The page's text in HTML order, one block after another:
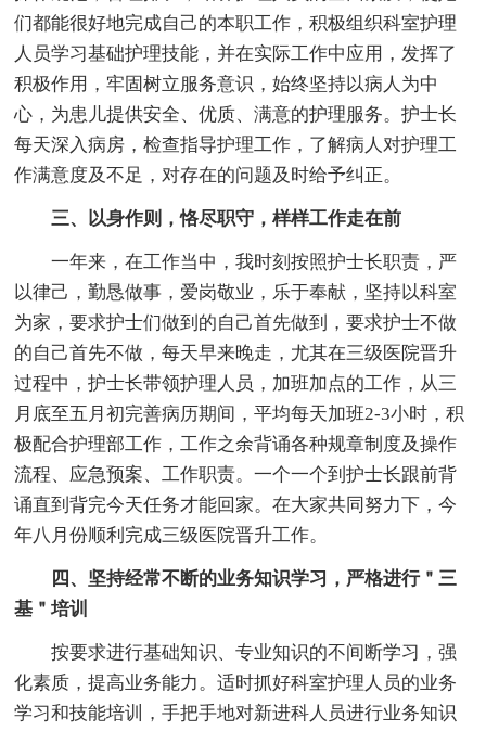
们都能很好地完成自己的本职工作，积极组织科室护理
人员学习基础护理技能，并在实际工作中应用，发挥了
积极作用，牢固树立服务意识，始终坚持以病人为中
心，为患儿提供安全、优质、满意的护理服务。护士长
每天深入病房，检查指导护理工作，了解病人对护理工
作满意度及不足，对存在的问题及时给予纠正。
三、以身作则，恪尽职守，样样工作走在前
一年来，在工作当中，我时刻按照护士长职责，严
以律己，勤恳做事，爱岗敬业，乐于奉献，坚持以科室
为家，要求护士们做到的自己首先做到，要求护士不做
的自己首先不做，每天早来晚走，尤其在三级医院晋升
过程中，护士长带领护理人员，加班加点的工作，从三
月底至五月初完善病历期间，平均每天加班2-3小时，积
极配合护理部工作，工作之余背诵各种规章制度及操作
流程、应急预案、工作职责。一个一个到护士长跟前背
诵直到背完今天任务才能回家。在大家共同努力下，今
年八月份顺利完成三级医院晋升工作。
四、坚持经常不断的业务知识学习，严格进行＂三
基＂培训
按要求进行基础知识、专业知识的不间断学习，强
化素质，提高业务能力。适时抓好科室护理人员的业务
学习和技能培训，手把手地对新进科人员进行业务知识